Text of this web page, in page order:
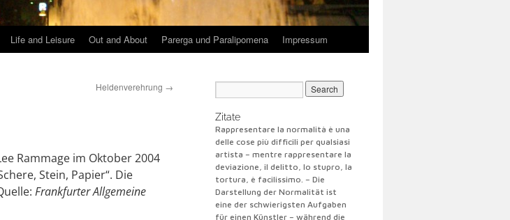
Life and Leisure Out and About Parerga und Paralipomena Impressum
Heldenverehrung →
Rammage im Oktober 2004
Stein, Papier“. Die
Frankfurter Allgemeine
Zitate
Rappresentare la normalità è una
delle cose più difficili per qualsiasi
artista – mentre rappresentare la
deviazione, il delitto, lo stupro, la
tortura, è facilissimo. – Die
Darstellung der Normalität ist
eine der schwierigsten Aufgaben
für einen Künstler – während die